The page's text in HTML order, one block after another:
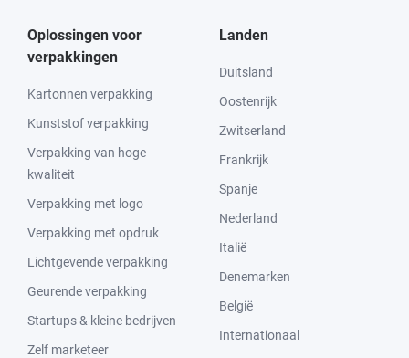
Oplossingen voor
verpakkingen
Kartonnen verpakking
Kunststof verpakking
Verpakking van hoge
kwaliteit
Verpakking met logo
Verpakking met opdruk
Lichtgevende verpakking
Geurende verpakking
Startups & kleine bedrijven
Zelf marketeer
Landen
Duitsland
Oostenrijk
Zwitserland
Frankrijk
Spanje
Nederland
Italië
Denemarken
België
Internationaal